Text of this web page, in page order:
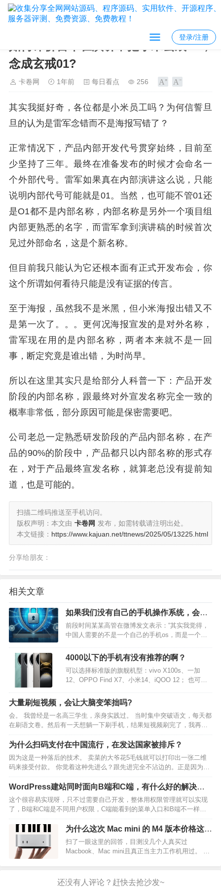
登录/注册
如何评价雷军在演讲中把小米玄戒o1，
念成玄戒01?
卡卷网 1年前 每日看点 256
其实我挺好奇，各位都是小米员工吗？为何信誓旦
旦的认为是雷军念错而不是海报写错了？
正常情况下，产品内部开发代号贯穿始终，目前至
少坚持了三年。最终在准备发布的时候才会命名一
个外部代号。雷军如果真在内部演讲这么说，只能
说明内部代号可能就是01。当然，也可能不管01还
是O1都不是内部名称，内部名称是另外一个项目组
内部更熟悉的名字，而雷军拿到演讲稿的时候首次
见过外部命名，这是个新名称。
但目前我只能认为它还根本面有正式开发布会，你
这个所谓如何看待只能是没有证据的传言。
至于海报，虽然我不是米黑，但小米海报出错又不
是第一次了。。。更何况海报宣发的是对外名称，
雷军现在用的是内部名称，两者本来就不是一回
事，断定究竟是谁出错，为时尚早。
所以在这里其实只是给部分人科普一下：产品开发
阶段的内部名称，跟最终对外宣发名称完全一致的
概率非常低，部分原因可能是保密需要吧。
公司老总一定熟悉研发阶段的产品内部名称，在产
品的90%的阶段中，产品都只以内部名称的形式存
在，对于产品最终宣发名称，就算老总没有提前知
道，也是可能的。
扫描二维码推送至手机访问。
版权声明：本文由 卡卷网 发布，如需转载请注明出处。
本文链接： https://www.kajuan.net/ttnews/2025/05/13225.html
分享给朋友：
相关文章
如果我们没有自己的手机操作系统，会出
现所谓的“卡脖子”“安全”问题吗？
前段时间某某高管在微博发文表示：“其实我觉得，
中国人需要的不是一个自己的手机os，而是一个全
源”开源的代表了吧。然而打脸来的如此之快，10月
30日消息，在Linux内核疑似大规模移除俄罗斯开
发…
4000以下的手机有没有推荐的啊？
可以选择标准版的旗舰机型：vivo X100s、一加
12、OPPO Find X7、小米14、iQOO 12； 也可以
GT 5 Pro、荣耀 200Pro、小米 Civi 4…
大量刷短视频，会让大脑变笨拙吗?
会。 我曾经是一名高三学生，亲身实践过。 当时集中突破语文，每天都
在刷语文卷。然后有一天想躺一下刷手机，结果短视频刷完了，我再去
看哪些文章，只觉头晕眼花，难以理解文字。不过好在这种情况是短时
间的，过了一天我的能力又恢复了。 在我看来，长期刷…
为什么扫码支付在中国流行，在发达国家被排斥？
因为这是一种落后的技术。 卖菜的大爷花5毛钱就可以打印出一张二维
码来接受付款。 你觉着这种先进么？跟先进完全不沾边的。正是因为不
先进，所以才能流行。 卖菜大爷用不起一台先进的、具有NFC感应功能
的、还能刷各种银行卡的收款机。 这就是现实。…
WordPress建站同时面向B端和C端，有什么好的解决方
案？
这个很容易实现呀，只不过需要自己开发，整体用权限管理就可以实现
了，B端和C端是不同用户权限，C端能看到的菜单入口和B端不一样就
行了。技术层面实现没问题的，只不过就是看你们的技术能力和投入了
，这样的需求应该没有现成的开源插件。只能找人定制开…
为什么这次 Mac mini 的 M4 版本价格这么
低？
扫了一眼这里的回答，目测没几个人真买过
Macbook、Mac mini且真正当主力工作机用过。 这
幅缩减了尺寸，真正称得上 Mini 了。…